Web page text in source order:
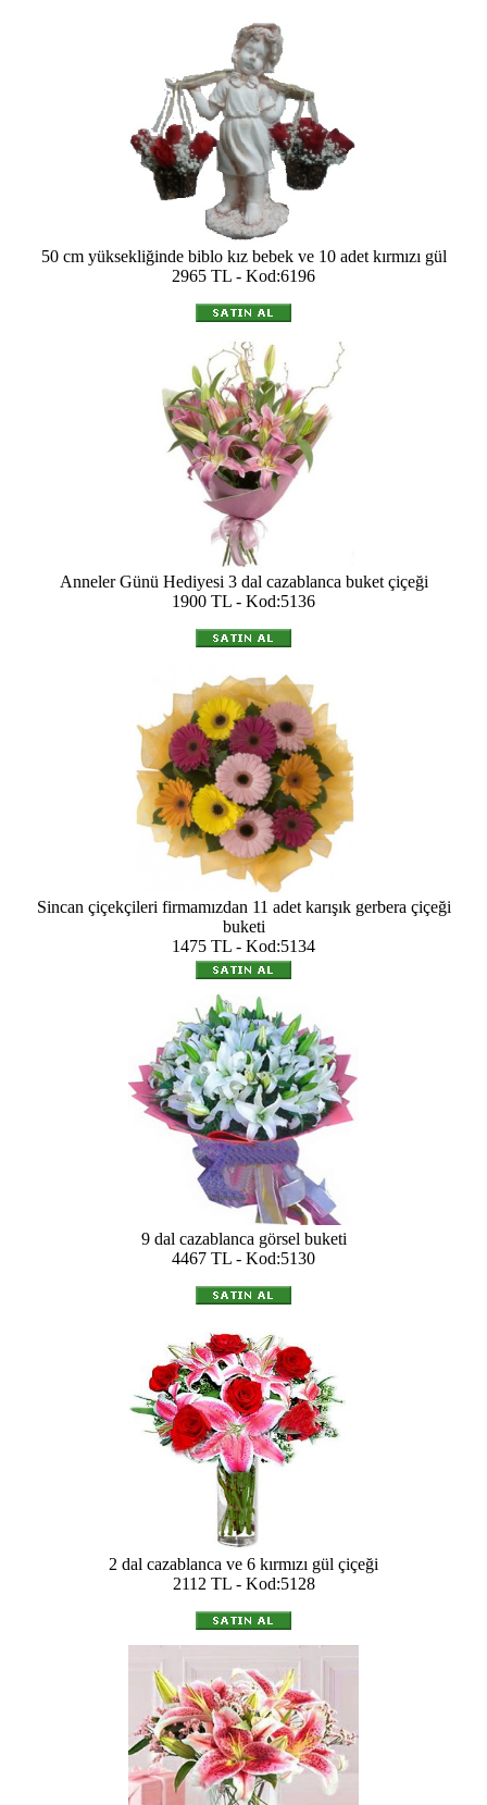
50 cm yüksekliğinde biblo kız bebek ve 10 adet kırmızı gül
2965 TL - Kod:6196
Anneler Günü Hediyesi 3 dal cazablanca buket çiçeği
1900 TL - Kod:5136
Sincan çiçekçileri firmamızdan 11 adet karışık gerbera çiçeği
buketi
1475 TL - Kod:5134
9 dal cazablanca görsel buketi
4467 TL - Kod:5130
2 dal cazablanca ve 6 kırmızı gül çiçeği
2112 TL - Kod:5128